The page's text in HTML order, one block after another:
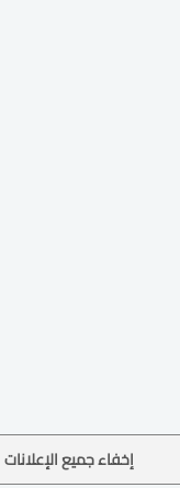
إخفاء جميع الإعلانات